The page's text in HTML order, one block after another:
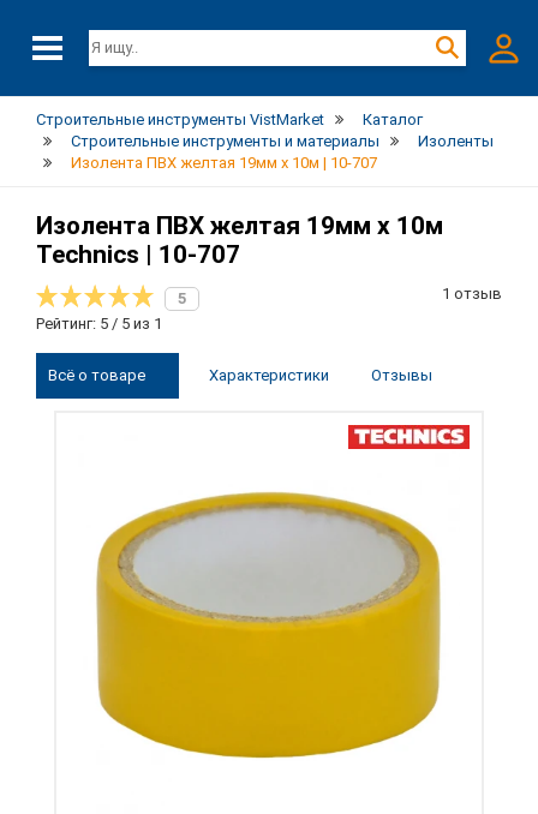
Строительные инструменты VistMarket
Каталог
Строительные инструменты и материалы
Изоленты
Изолента ПВХ желтая 19мм х 10м | 10-707
Изолента ПВХ желтая 19мм х 10м
Technics | 10-707
5
Рейтинг: 5 / 5 из 1
1 отзыв
Всё о товаре Характеристики Отзывы